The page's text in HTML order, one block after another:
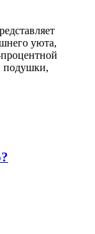
уюта,
подушки,